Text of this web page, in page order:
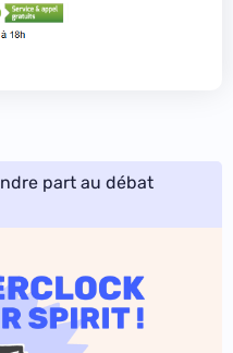
part au débat